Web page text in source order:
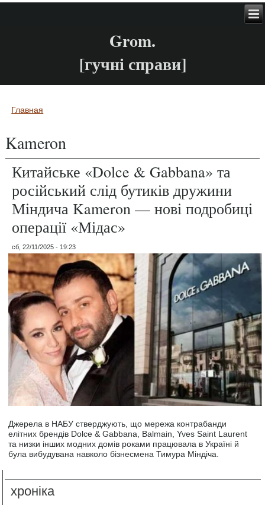
Grom.
[гучні справи]
Вы здесь
Главная
Kameron
Китайське «Dolce & Gabbana» та
російський слід бутиків дружини
Міндича Kameron — нові подробиці
операції «Мідас»
сб, 22/11/2025 - 19:23
Джерела в НАБУ стверджують, що мережа контрабанди
елітних брендів Dolce & Gabbana, Balmain, Yves Saint Laurent
та низки інших модних домів роками працювала в Україні й
була вибудувана навколо бізнесмена Тимура Міндіча.
хроніка